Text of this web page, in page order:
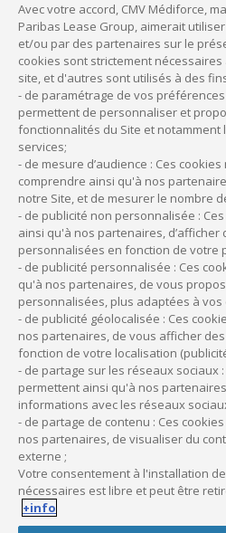
Facebook
Qui sommes-nous ?
Mentions légales
Politique de cookies
FAQ
Plan du site
Données personnelles
Tarifs des actes de gestion
Partenaires
Accessibilité : non conforme
Avec votre accord, CMV Médiforce,
Paribas Lease Group, aimerait
et/ou par des partenaires sur le
cookies sont strictement
site, et d'autres sont utilisés à des
- de paramétrage de vos
permettent de personnaliser et
fonctionnalités du Site et notamment
services;
- de mesure d’audience : Ces
comprendre ainsi qu'à nos
notre Site, et de mesurer le nombre
- de publicité non personnalisée :
ainsi qu'à nos partenaires,
personnalisées en fonction de votre
- de publicité personnalisée : Ces
qu'à nos partenaires, de vous
personnalisées, plus adaptées à vos
- de publicité géolocalisée : Ces
nos partenaires, de vous afficher
fonction de votre localisation
- de partage sur les réseaux sociaux
permettent ainsi qu'à nos
informations avec les réseaux
- de partage de contenu : Ces
nos partenaires, de visualiser du
externe ;
Votre consentement à l'installation
nécessaires est libre et peut être
+info